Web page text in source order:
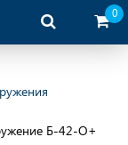
0
Б-42-О+